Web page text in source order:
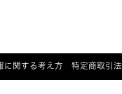
に関する考え方 特定商取引